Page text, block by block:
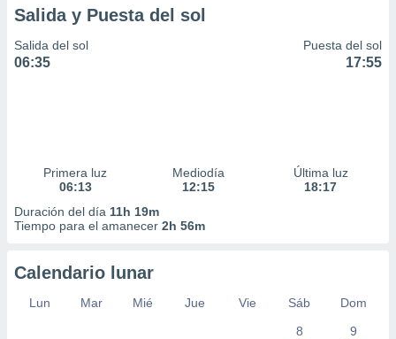
Salida y Puesta del sol
Salida del sol
06:35
Puesta del sol
17:55
Primera luz
06:13
Mediodía
12:15
Última luz
18:17
Duración del día 11h 19m
Tiempo para el amanecer 2h 56m
Calendario lunar
Lun Mar Mié Jue Vie Sáb
Dom
8
9